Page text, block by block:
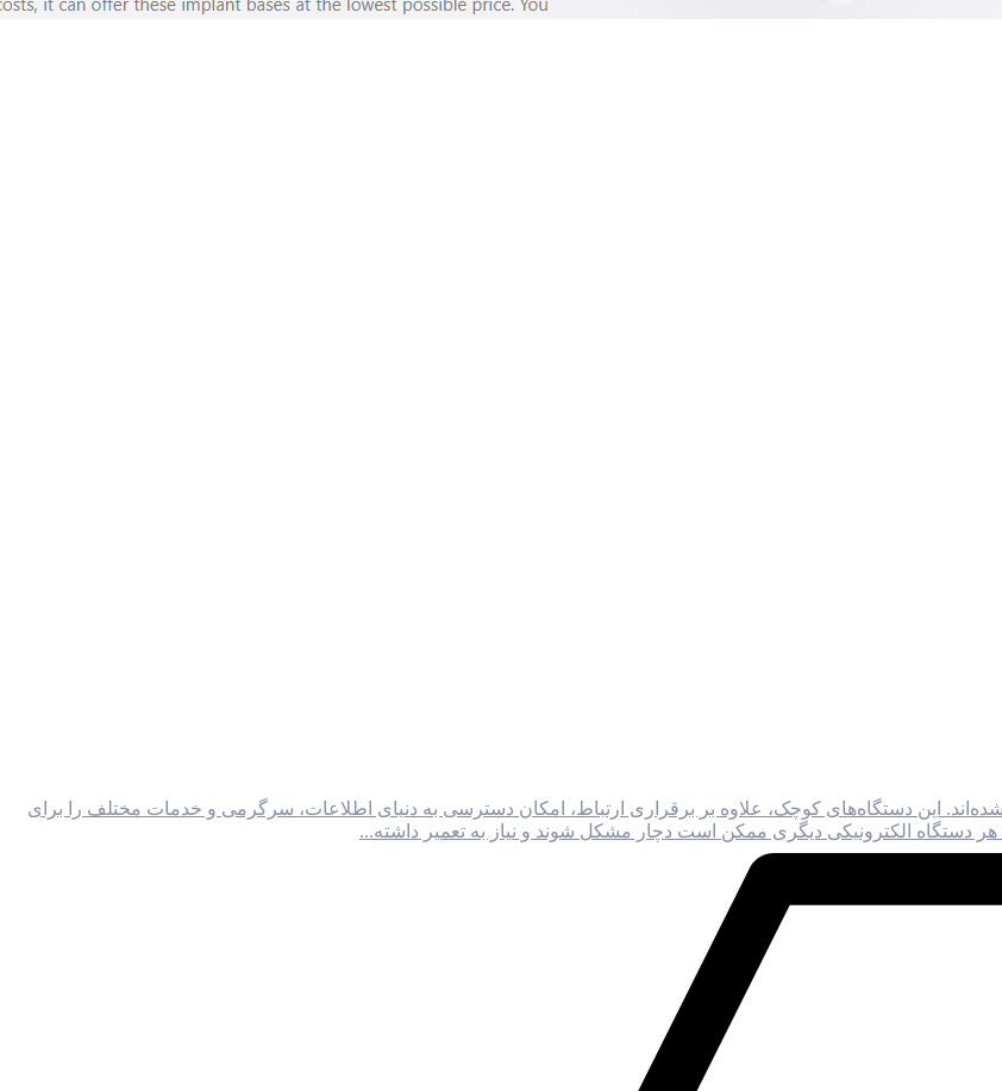
این دستگاه‌های کوچک، علاوه بر برقراری ارتباط، امکان دسترسی به دنیای اطلاعات، سرگرمی و خدمات مختلف را برای
هر دستگاه الکترونیکی دیگری ممکن است دچار مشکل شوند و نیاز به تعمیر داشته...